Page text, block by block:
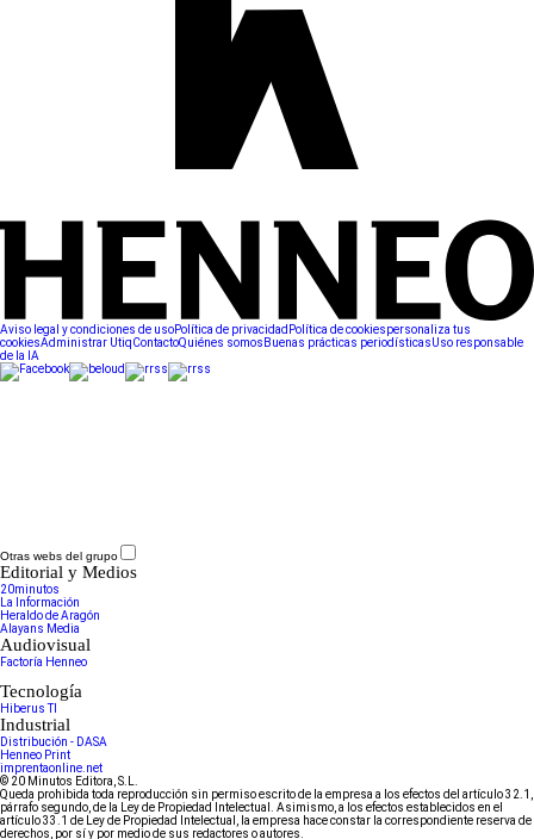
Aviso legal y condiciones de usoPolítica de privacidad Política de cookiespersonaliza tus
cookiesAdministrar UtiqContactoQuiénes somos Buenas prácticas periodísticasUso responsable
de la IA
Otras webs del grupo
Editorial y Medios
20minutos
La Información
Heraldo de Aragón
Alayans Media
Audiovisual
Factoría Henneo
Tecnología
Hiberus TI
Industrial
Distribución - DASA
Henneo Print
imprentaonline.net
© 20 Minutos Editora, S.L.
Queda prohibida toda reproducción sin permiso escrito de la empresa a los efectos del artículo 32.1,
párrafo segundo, de la Ley de Propiedad Intelectual. Asimismo, a los efectos establecidos en el
artículo 33.1 de Ley de Propiedad Intelectual, la empresa hace constar la correspondiente reserva de
derechos, por sí y por medio de sus redactores o autores.